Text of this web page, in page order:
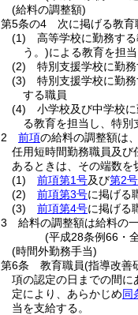
(給料の調整額)
第5条の4
次に掲げる教
(1)
高等学校に勤務す
う。)による教育を担
(2)
特別支援学校に勤
(3)
特別支援学校に勤
する職員
(4)
小学校及び中学校
る教育を担当し、特別
2
前項の給料の調整額は、
任用短時間勤務職員及び
あるときは、その端数を
(1)
前項第1号及び第2号
(2)
前項第3号に掲げる
(3)
前項第4号に掲げる
3
給料の調整額は給料の
(平成28条例66・
(時間外勤務手当)
第6条
教育職員(指導改善
項の認定の日までの間に
定により、あらかじめ同
当を支給する。